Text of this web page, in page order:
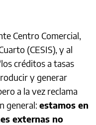
Centro Comercial,
(CESIS), y al
créditos a tasas
y generar
a la vez reclama
general: estamos en
externas no